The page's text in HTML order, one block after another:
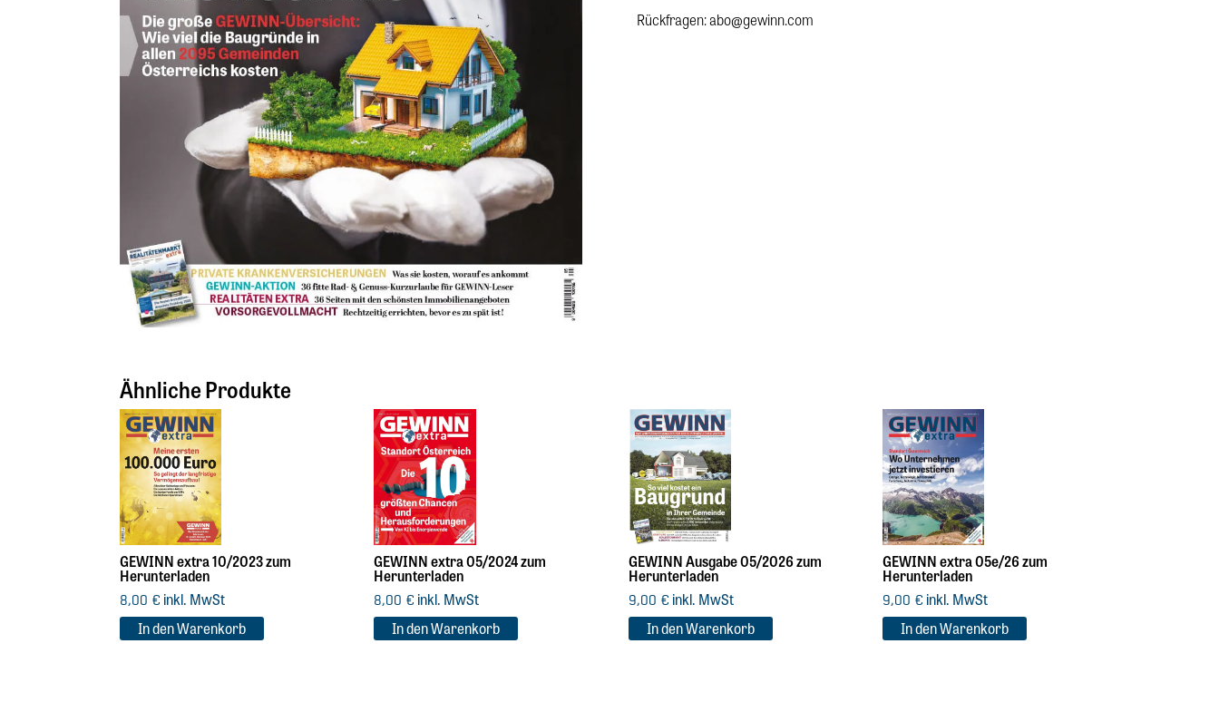
Rückfragen: abo@gewinn.com
Ähnliche Produkte
GEWINN extra 10/2023 zum
Herunterladen
8,00 € inkl. MwSt
In den Warenkorb
GEWINN extra 05/2024 zum
Herunterladen
8,00 € inkl. MwSt
In den Warenkorb
GEWINN Ausgabe 05/2026 zum
Herunterladen
9,00 € inkl. MwSt
In den Warenkorb
GEWINN extra 05e/26 zum
Herunterladen
9,00 € inkl. MwSt
In den Warenkorb